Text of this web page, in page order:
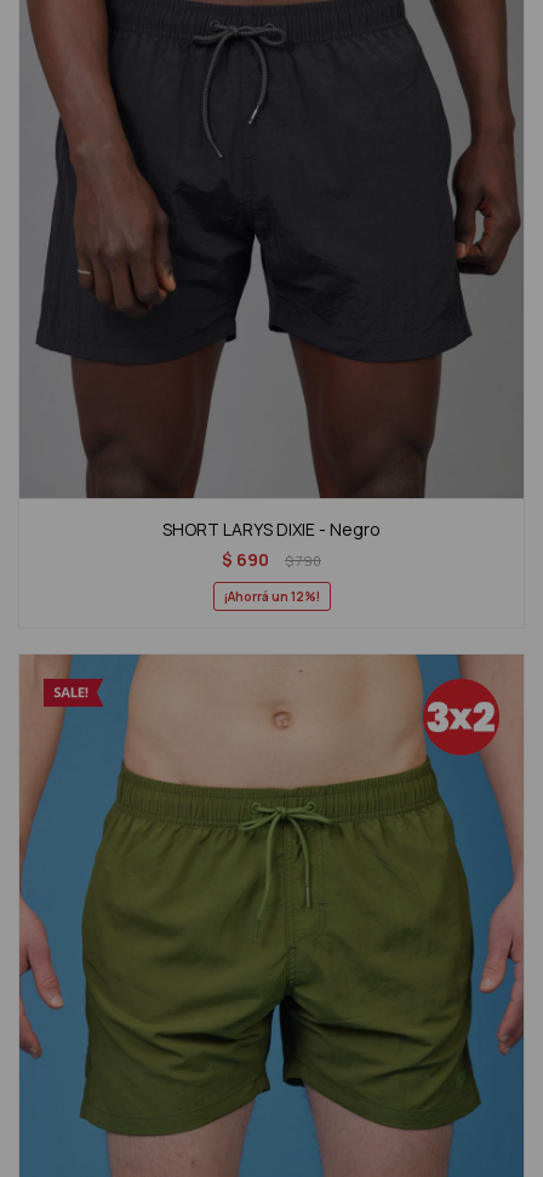
SHORT LARYS DIXIE - Negro
$ 690 $790
12